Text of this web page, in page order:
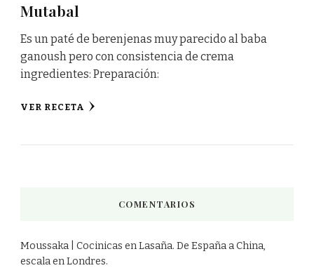
Mutabal
Es un paté de berenjenas muy parecido al baba
ganoush pero con consistencia de crema
ingredientes: Preparación:
VER RECETA
COMENTARIOS
Moussaka | Cocinicas enLasaña. De España a China,
escala en Londres.